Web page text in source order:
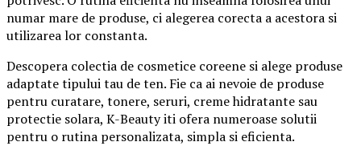
numar mare de produse, ci alegerea corecta a acestora si
utilizarea lor constanta.
Descopera colectia de cosmetice coreene si alege produse
adaptate tipului tau de ten. Fie ca ai nevoie de produse
pentru curatare, tonere, seruri, creme hidratante sau
protectie solara, K-Beauty iti ofera numeroase solutii
pentru o rutina personalizata, simpla si eficienta.